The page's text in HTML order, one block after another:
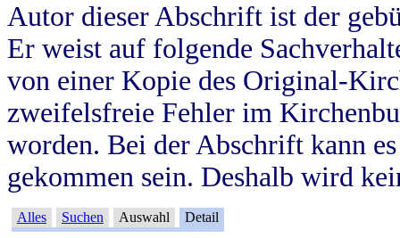
Autor dieser Abschrift ist der
Er weist auf folgende
von einer Kopie des Original-
zweifelsfreie Fehler im
worden. Bei der Abschrift kann
gekommen sein. Deshalb wird
Alles Suchen Auswahl Detail